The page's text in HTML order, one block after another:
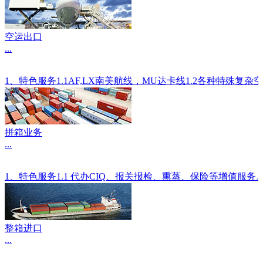
空运出口
...
1、特色服务1.1AF,LX南美航线，MU达卡线1.2各种特殊复杂
拼箱业务
...
1、特色服务1.1 代办CIQ、报关报检、熏蒸、保险等增值服
整箱进口
...